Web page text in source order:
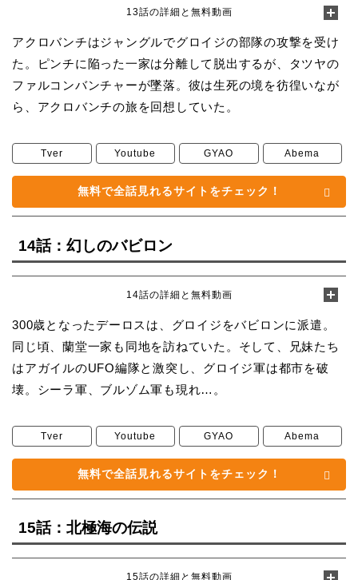
13話の詳細と無料動画
アクロバンチはジャングルでグロイジの部隊の攻撃を受け
た。ピンチに陥った一家は分離して脱出するが、タツヤの
ファルコンバンチャーが墜落。彼は生死の境を彷徨いなが
ら、アクロバンチの旅を回想していた。
Tver Youtube GYAO Abema
無料で全話見れるサイトをチェック！
14話：幻しのバビロン
14話の詳細と無料動画
300歳となったデーロスは、グロイジをバビロンに派遣。
同じ頃、蘭堂一家も同地を訪ねていた。そして、兄妹たち
はアガイルのUFO編隊と激突し、グロイジ軍は都市を破
壊。シーラ軍、ブルゾム軍も現れ…。
Tver Youtube GYAO Abema
無料で全話見れるサイトをチェック！
15話：北極海の伝説
15話の詳細と無料動画